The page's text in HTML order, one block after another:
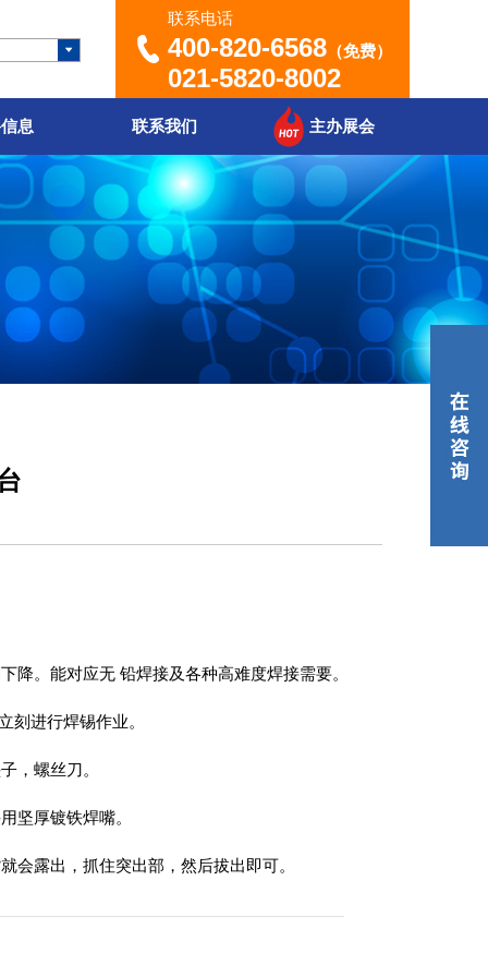
联系电话
400-820-6568 （免费）
021-5820-8002
息 联系我们 主办展会
降。能对应无 铅焊接及各种高难度焊接需要。
刻进行焊锡作业。
，螺丝刀。
坚厚镀铁焊嘴。
会露出，抓住突出部，然后拔出即可。